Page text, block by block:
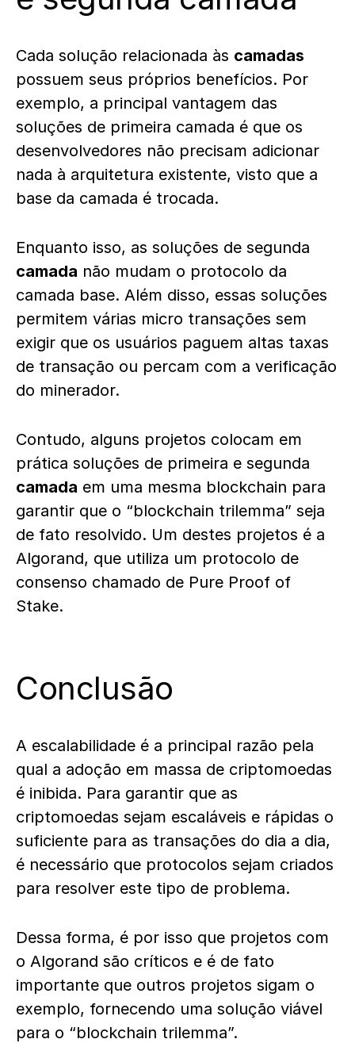
Cada solução relacionada às camadas
possuem seus próprios benefícios. Por
exemplo, a principal vantagem das
soluções de primeira camada é que os
desenvolvedores não precisam adicionar
nada à arquitetura existente, visto que a
base da camada é trocada.
Enquanto isso, as soluções de segunda
camada não mudam o protocolo da
camada base. Além disso, essas soluções
permitem várias micro transações sem
exigir que os usuários paguem altas taxas
de transação ou percam com a verificação
do minerador.
Contudo, alguns projetos colocam em
prática soluções de primeira e segunda
camada em uma mesma blockchain para
garantir que o “blockchain trilemma” seja
de fato resolvido. Um destes projetos é a
Algorand, que utiliza um protocolo de
consenso chamado de Pure Proof of
Stake.
Conclusão
A escalabilidade é a principal razão pela
qual a adoção em massa de criptomoedas
é inibida. Para garantir que as
criptomoedas sejam escaláveis e rápidas o
suficiente para as transações do dia a dia,
é necessário que protocolos sejam criados
para resolver este tipo de problema.
Dessa forma, é por isso que projetos com
o Algorand são críticos e é de fato
importante que outros projetos sigam o
exemplo, fornecendo uma solução viável
para o “blockchain trilemma”.